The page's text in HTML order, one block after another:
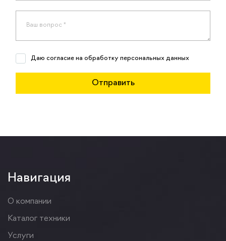
Даю согласие на обработку персональных данных
Навигация
О компании
Каталог техники
Услуги